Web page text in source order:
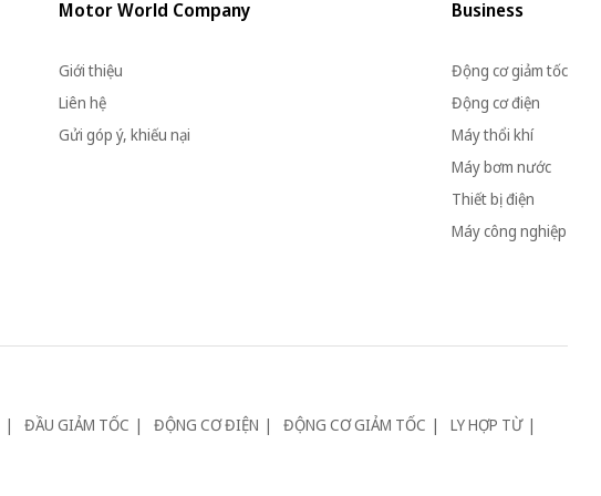
Motor World Company
Giới thiệu
Liên hệ
Gửi góp ý, khiếu nại
Business
Động cơ giảm tốc
Động cơ điện
Máy thổi khí
Máy bơm nước
Thiết bị điện
Máy công nghiệp
ĐẦU GIẢM TỐC ĐỘNG CƠ ĐIỆN ĐỘNG CƠ GIẢM TỐC
LY HỢP TỪ